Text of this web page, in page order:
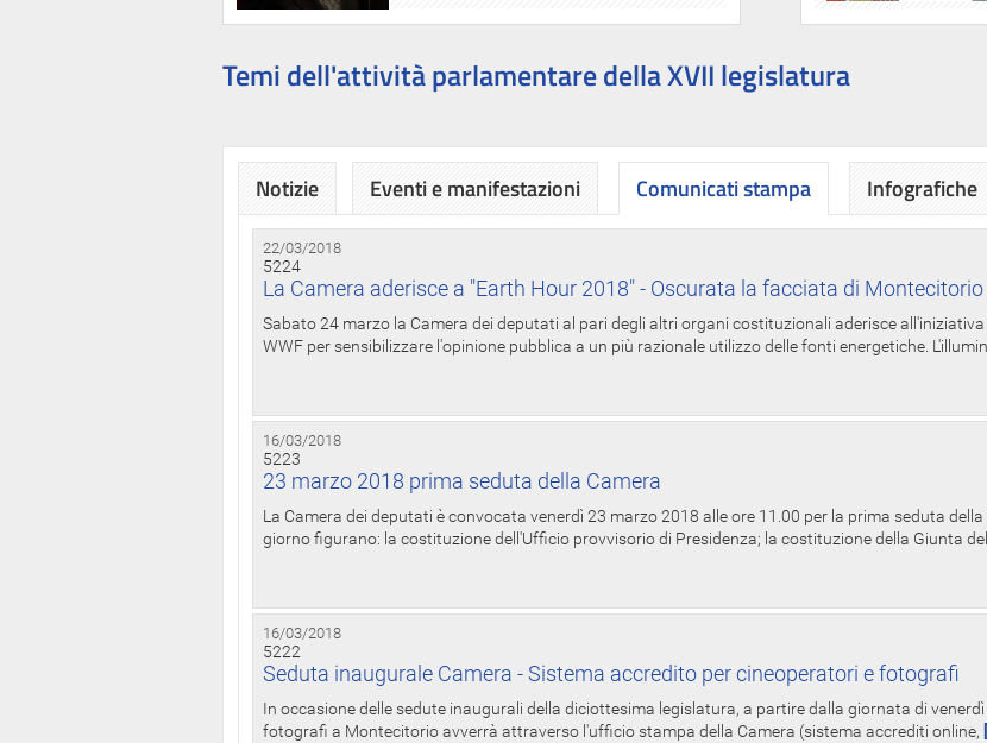
Temi dell'attività parlamentare della XVII legislatura
Notizie Eventi e manifestazioni Comunicati stampa
22/03/2018
5224
La Camera aderisce a "Earth Hour 2018" - Oscurata la facciata di Montecitorio
Sabato 24 marzo la Camera dei deputati al pari degli altri organi costituzionali aderisce
WWF per sensibilizzare l'opinione pubblica a un più razionale utilizzo delle fonti energetiche.
16/03/2018
5223
23 marzo 2018 prima seduta della Camera
La Camera dei deputati è convocata venerdì 23 marzo 2018 alle ore 11.00 per la prima seduta
giorno figurano: la costituzione dell'Ufficio provvisorio di Presidenza; la costituzione della Giunta
16/03/2018
5222
Seduta inaugurale Camera - Sistema accredito per cineoperatori e fotografi
In occasione delle sedute inaugurali della diciottesima legislatura, a partire dalla giornata di
fotografi a Montecitorio avverrà attraverso l'ufficio stampa della Camera (sistema accrediti online,
Infografiche